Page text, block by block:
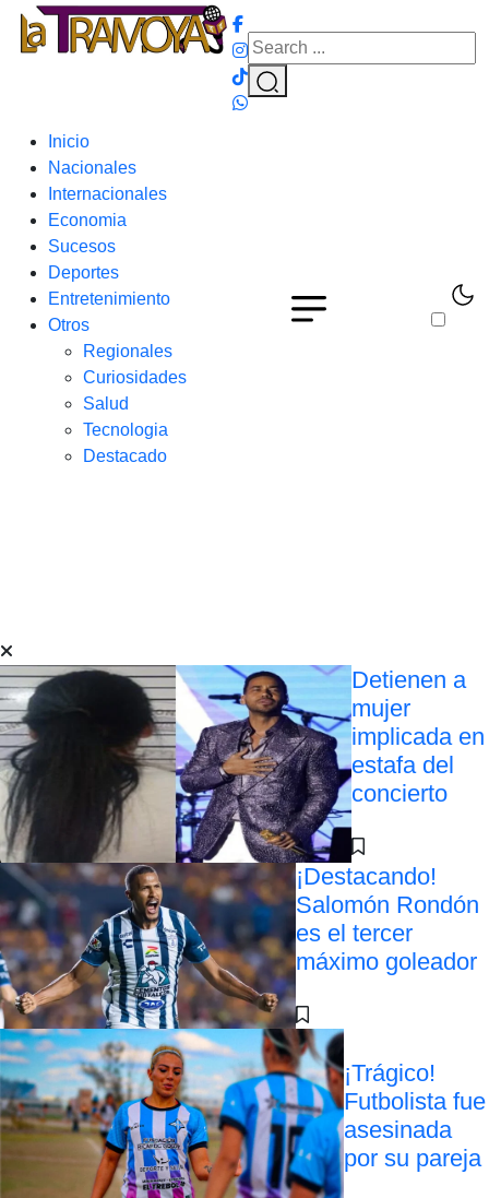
Inicio
Nacionales
Internacionales
Economia
Sucesos
Deportes
Entretenimiento
Otros
Regionales
Curiosidades
Salud
Tecnologia
Destacado
Detienen a
mujer
implicada en
estafa del
concierto
¡Destacando!
Salomón Rondón
es el tercer
máximo goleador
¡Trágico!
Futbolista fue
asesinada
por su pareja